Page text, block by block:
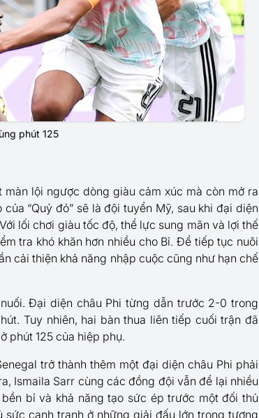
phút 125
lội ngược dòng giàu cảm xúc mà còn mở ra
“Quỷ đỏ” sẽ là đội tuyển Mỹ, sau khi đại diện
lối chơi giàu tốc độ, thể lực sung mãn và lợi thế
tra khó khăn hơn nhiều cho Bỉ. Để tiếp tục nuôi
cải thiện khả năng nhập cuộc cũng như hạn chế
Đại diện châu Phi từng dẫn trước 2-0 trong
Tuy nhiên, hai bàn thua liên tiếp cuối trận đã
phút 125 của hiệp phụ.
trở thành thêm một đại diện châu Phi phải
Ismaila Sarr cùng các đồng đội vẫn để lại nhiều
bỉ và khả năng tạo sức ép trước một đối thủ
cạnh tranh ở những giải đấu lớn trong tương